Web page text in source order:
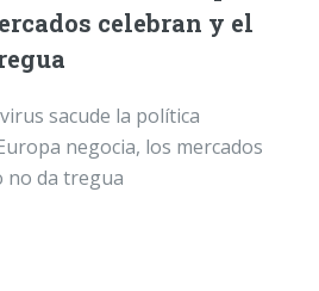
celebran y el
sacude la política
negocia, los mercados
no da tregua